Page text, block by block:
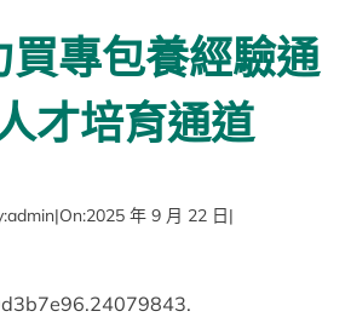
買專包養經驗通
才培育通道
admin|On:2025 年 9 月 22 日|